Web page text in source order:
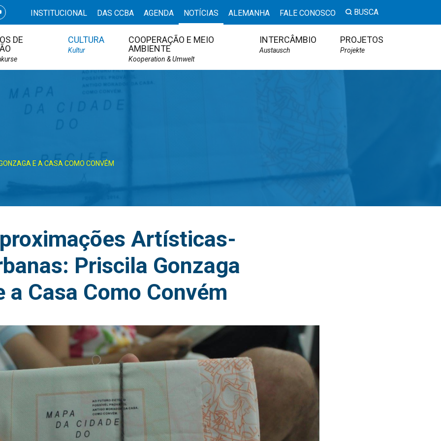
INSTITUCIONAL DAS CCBA AGENDA NOTÍCIAS ALEMANHA FALE CONOSCO BUSCA
DE
CULTURA
Kultur
COOPERAÇÃO E MEIO
AMBIENTE
Kooperation & Umwelt
INTERCÂMBIO
Austausch
PROJETOS
Projekte
E A CASA COMO CONVÉM
Artísticas-
Priscila Gonzaga
a Casa Como Convém